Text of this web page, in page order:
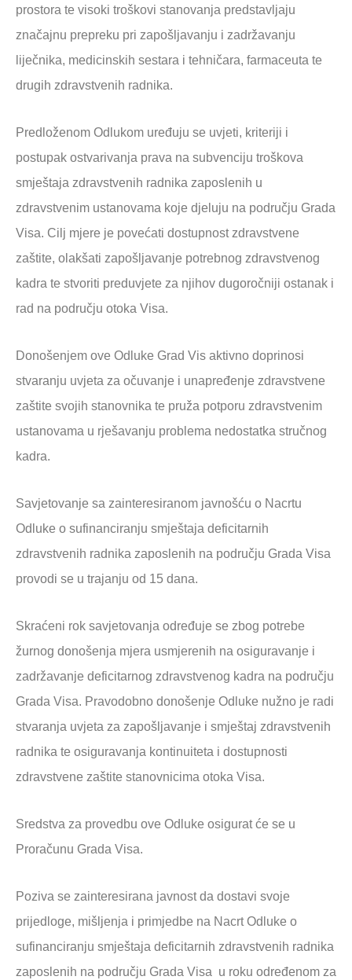
prostora te visoki troškovi stanovanja predstavljaju
značajnu prepreku pri zapošljavanju i zadržavanju
liječnika, medicinskih sestara i tehničara, farmaceuta te
drugih zdravstvenih radnika.
Predloženom Odlukom uređuju se uvjeti, kriteriji i
postupak ostvarivanja prava na subvenciju troškova
smještaja zdravstvenih radnika zaposlenih u
zdravstvenim ustanovama koje djeluju na području Grada
Visa. Cilj mjere je povećati dostupnost zdravstvene
zaštite, olakšati zapošljavanje potrebnog zdravstvenog
kadra te stvoriti preduvjete za njihov dugoročniji ostanak i
rad na području otoka Visa.
Donošenjem ove Odluke Grad Vis aktivno doprinosi
stvaranju uvjeta za očuvanje i unapređenje zdravstvene
zaštite svojih stanovnika te pruža potporu zdravstvenim
ustanovama u rješavanju problema nedostatka stručnog
kadra.
Savjetovanje sa zainteresiranom javnošću o Nacrtu
Odluke o sufinanciranju smještaja deficitarnih
zdravstvenih radnika zaposlenih na području Grada Visa
provodi se u trajanju od 15 dana.
Skraćeni rok savjetovanja određuje se zbog potrebe
žurnog donošenja mjera usmjerenih na osiguravanje i
zadržavanje deficitarnog zdravstvenog kadra na području
Grada Visa. Pravodobno donošenje Odluke nužno je radi
stvaranja uvjeta za zapošljavanje i smještaj zdravstvenih
radnika te osiguravanja kontinuiteta i dostupnosti
zdravstvene zaštite stanovnicima otoka Visa.
Sredstva za provedbu ove Odluke osigurat će se u
Proračunu Grada Visa.
Poziva se zainteresirana javnost da dostavi svoje
prijedloge, mišljenja i primjedbe na Nacrt Odluke o
sufinanciranju smještaja deficitarnih zdravstvenih radnika
zaposlenih na području Grada Visa u roku određenom za